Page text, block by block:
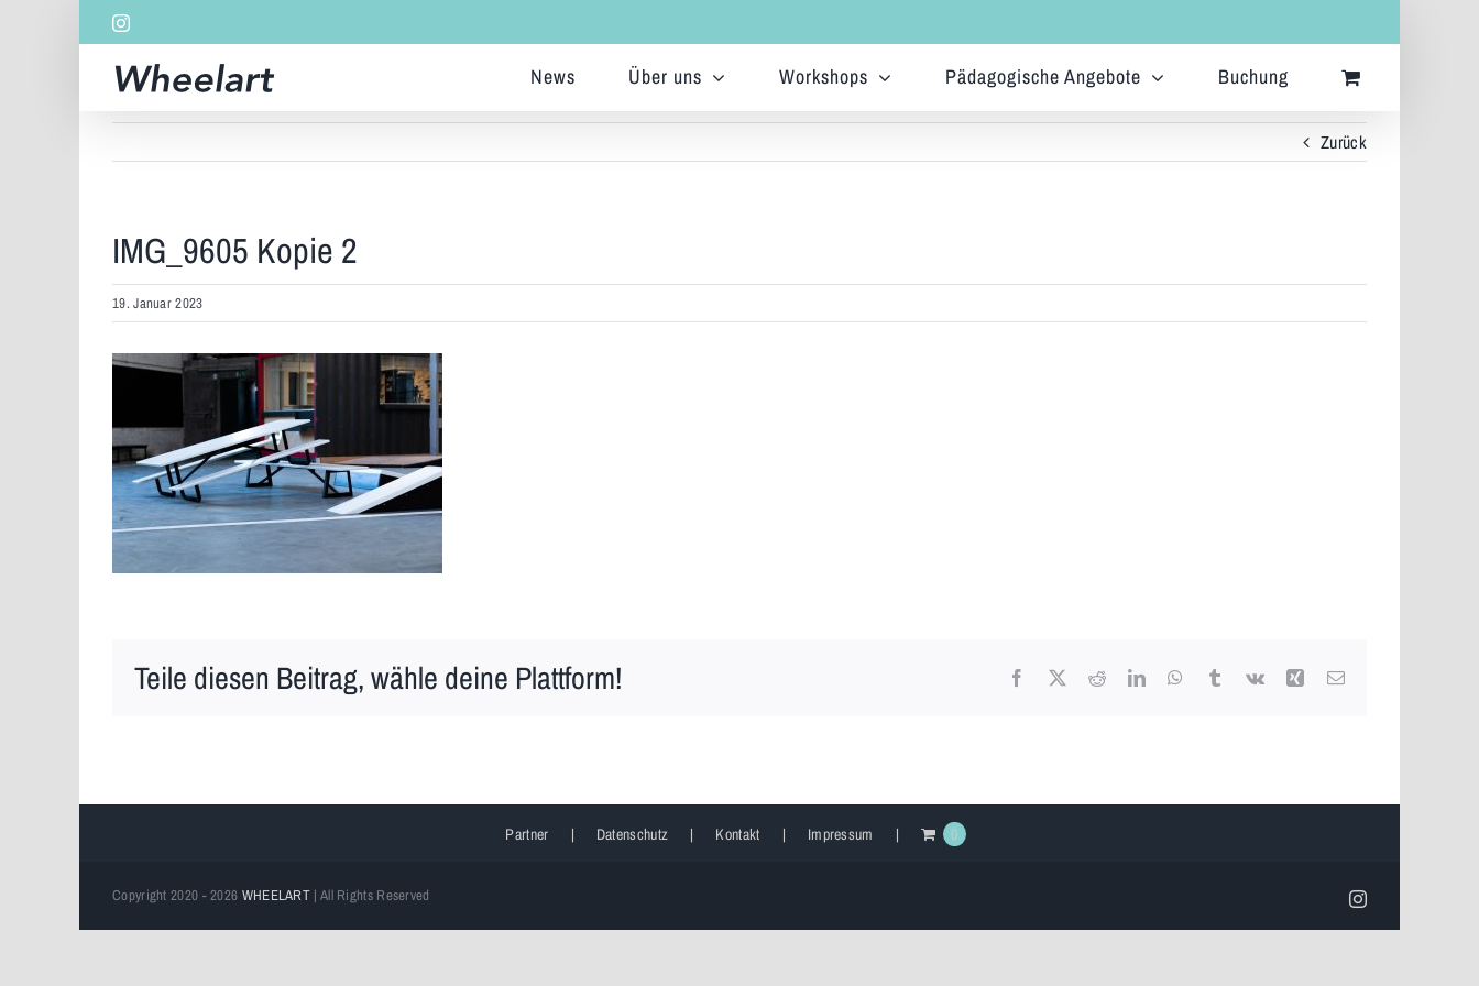
Instagram
News Über uns Workshops Pädagogische Angebote Buchung
Zurück
IMG_9605 Kopie 2
19. Januar 2023
Teile diesen Beitrag, wähle deine Plattform! Facebook
X RedditLinkedInWhatsApp
TumblrVk XingE-
Partner Datenschutz Kontakt Impressum 0
Copyright 2020 - 2026 WHEELART | All Rights Reserved Instagram